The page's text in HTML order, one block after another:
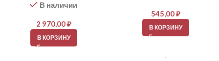
В наличии
2 970,00₽
В КОРЗИНУ
545,00₽
В КОРЗИНУ